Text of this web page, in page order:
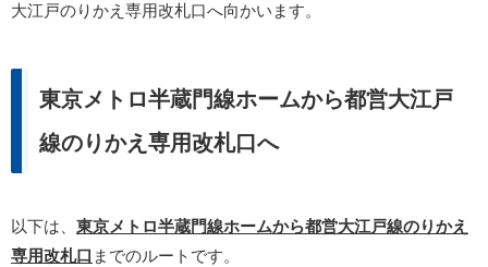
大江戸のりかえ専用改札口へ向かいます。
東京メトロ半蔵門線ホームから都営大江戸
線のりかえ専用改札口へ
以下は、 東京メトロ半蔵門線ホームから都営大江戸線のりかえ
専用改札口 までのルートです。